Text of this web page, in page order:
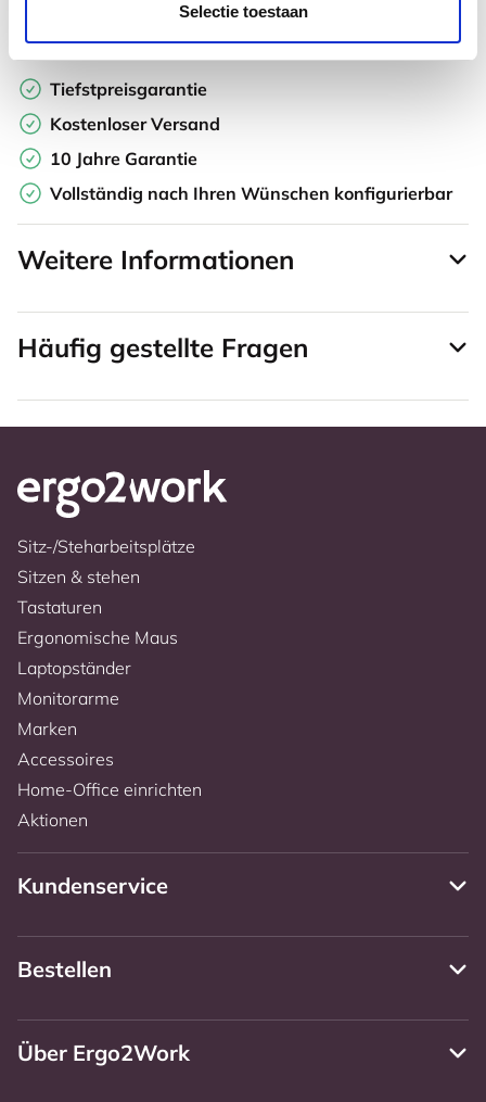
Selectie toestaan
Zur Vergleichsliste hinzufügen
Tiefstpreisgarantie
Kostenloser Versand
10 Jahre Garantie
Vollständig nach Ihren Wünschen konfigurierbar
Weitere Informationen
Häufig gestellte Fragen
Sitz-/Steharbeitsplätze
Sitzen & stehen
Tastaturen
Ergonomische Maus
Laptopständer
Monitorarme
Marken
Accessoires
Home-Office einrichten
Aktionen
Kundenservice
Bestellen
Über Ergo2Work